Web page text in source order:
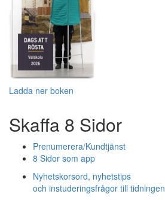
Ladda ner boken
Skaffa 8 Sidor
Prenumerera/Kundtjänst
8 Sidor som app
Nyhetskorsord, nyhetstips
och instuderingsfrågor till tidningen